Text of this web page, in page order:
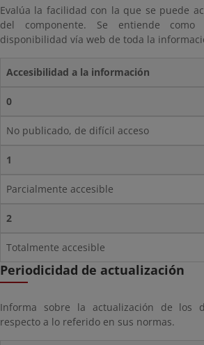
Evalúa la facilidad con la que se puede
del componente. Se entiende
disponibilidad vía web de toda la
Accesibilidad a la información
0
No publicado, de difícil acceso
1
Parcialmente accesible
2
Totalmente accesible
Periodicidad de actualización
Informa sobre la actualización de los
respecto a lo referido en sus normas.